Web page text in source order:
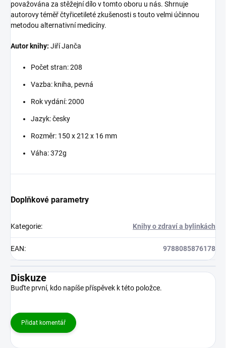
považována za stěžejní dílo v tomto oboru u nás. Shrnuje
autorovy téměř čtyřicetileté zkušenosti s touto velmi účinnou
metodou alternativní medicíny.
Autor knihy: Jiří Janča
Počet stran: 208
Vazba: kniha, pevná
Rok vydání: 2000
Jazyk: česky
Rozměr: 150 x 212 x 16 mm
Váha: 372g
Doplňkové parametry
Kategorie: Knihy o zdraví a bylinkách
EAN: 9788085876178
Diskuze
Buďte první, kdo napíše příspěvek k této položce.
Přidat komentář